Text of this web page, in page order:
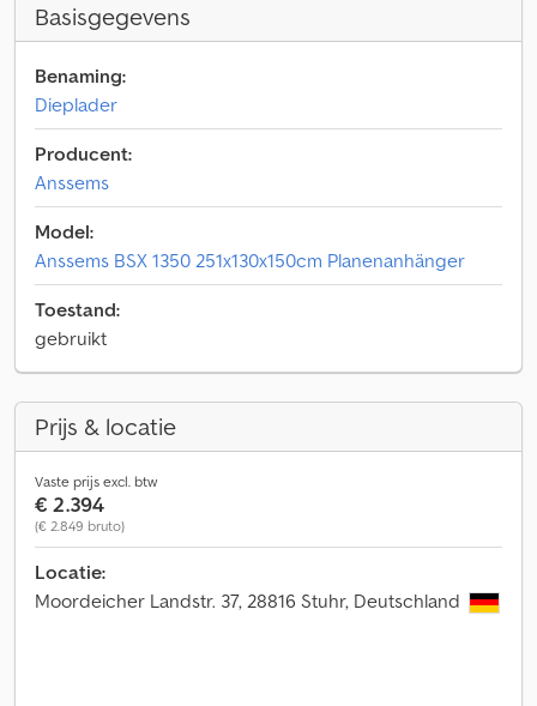
Basisgegevens
Benaming:
Dieplader
Producent:
Anssems
Model:
Anssems BSX 1350 251x130x150cm Planenanhänger
Toestand:
gebruikt
Prijs & locatie
Vaste prijs excl. btw
€ 2.394
(€ 2.849 bruto)
Locatie:
Moordeicher Landstr. 37, 28816 Stuhr, Deutschland